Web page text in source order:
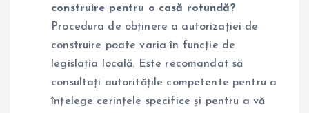
construire pentru o casă rotundă?
Procedura de obținere a autorizației de
construire poate varia în funcție de
legislația locală. Este recomandat să
consultați autoritățile competente pentru a
înțelege cerințele specifice și pentru a vă